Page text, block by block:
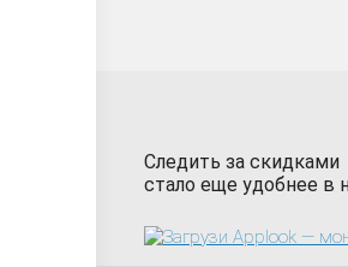
Следить за скидками
стало еще удобнее в